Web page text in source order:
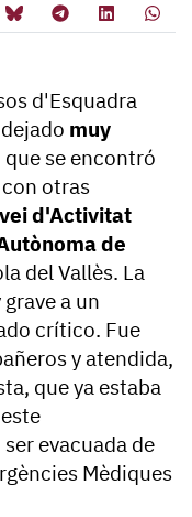
d'Esquadra
muy
que se encontró
otras
d'Activitat
de
del Vallès. La
a un
crítico. Fue
y atendida,
que ya estaba
evacuada de
Mèdiques